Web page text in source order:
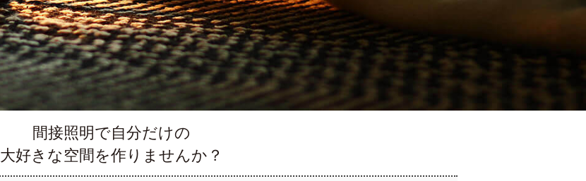
間接照明で自分だけの
大好きな空間を作りませんか？